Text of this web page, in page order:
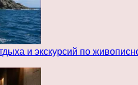
и экскурсий по